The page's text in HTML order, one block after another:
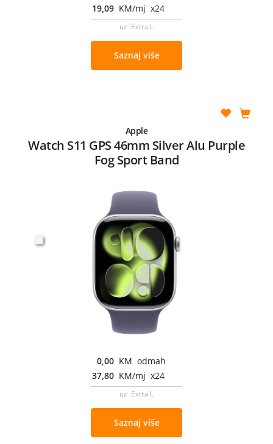
19,09 KM/mj x24
uz Extra L
Saznaj više
Apple
Watch S11 GPS 46mm Silver Alu Purple
Fog Sport Band
0,00 KM odmah
37,80 KM/mj x24
uz Extra L
Saznaj više